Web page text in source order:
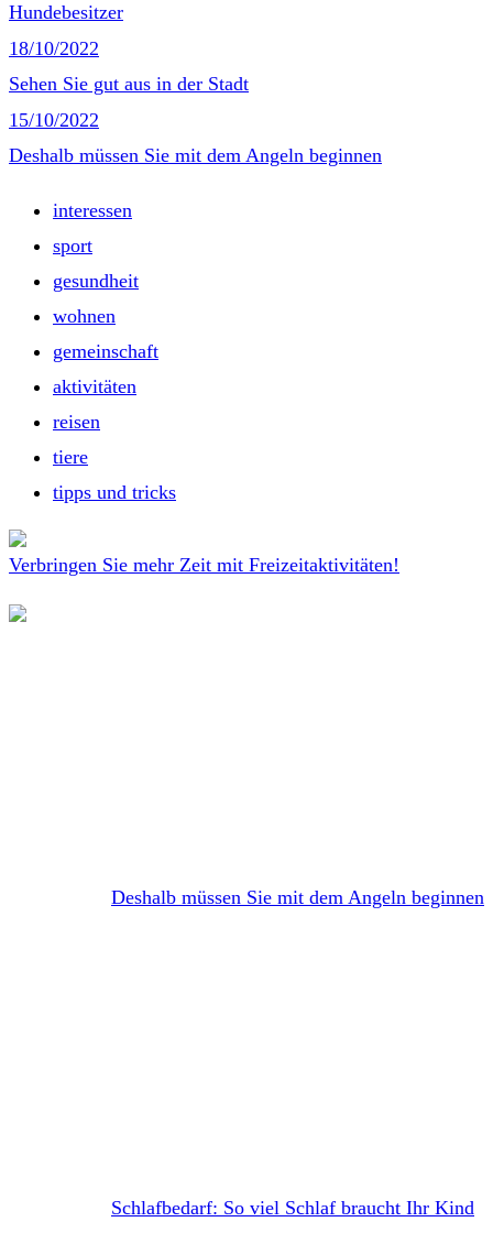
Hundebesitzer
18/10/2022
Sehen Sie gut aus in der Stadt
15/10/2022
Deshalb müssen Sie mit dem Angeln beginnen
interessen
sport
gesundheit
wohnen
gemeinschaft
aktivitäten
reisen
tiere
tipps und tricks
Verbringen Sie mehr Zeit mit Freizeitaktivitäten!
Deshalb müssen Sie mit dem Angeln beginnen
Schlafbedarf: So viel Schlaf braucht Ihr Kind